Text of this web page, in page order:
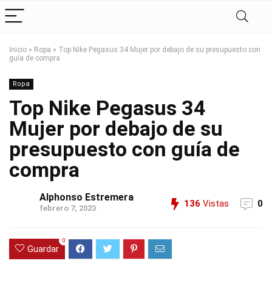
Inicio » Ropa » Top Nike Pegasus 34 Mujer por debajo de su presupuesto con
guía de compra
Ropa
Top Nike Pegasus 34
Mujer por debajo de su
presupuesto con guía de
compra
Alphonso Estremera
febrero 7, 2023 136 Vistas 0
Guardar
0